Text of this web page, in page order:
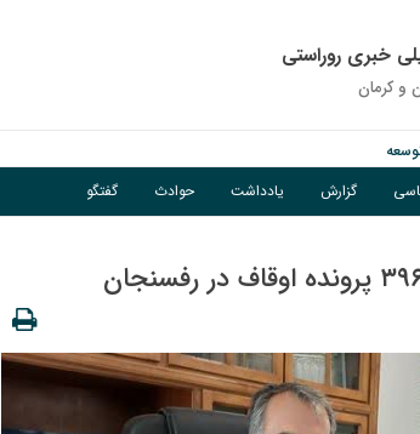
خبری روراستی
و كرمان
در رفسنجان
گزارش یادداشت حوادث گفتگو